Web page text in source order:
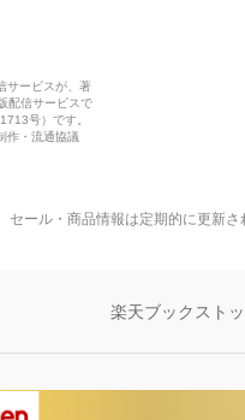
サービスが、著
配信サービスで
号）です。
作・流通協議
セール・商品情報は定期的に更新
楽天ブックスト